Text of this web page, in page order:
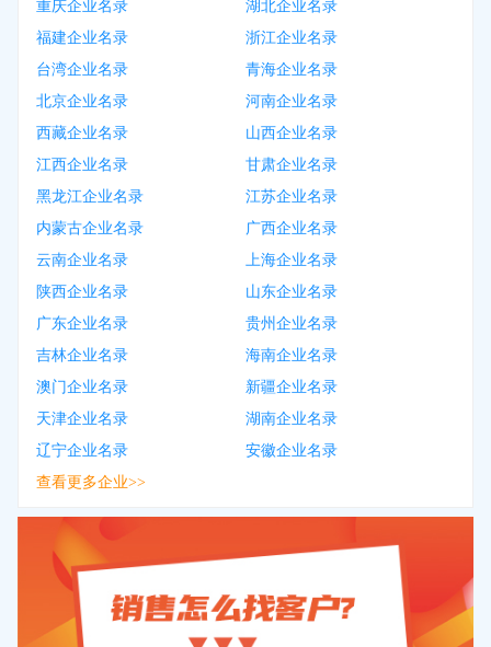
重庆企业名录
湖北企业名录
福建企业名录
浙江企业名录
台湾企业名录
青海企业名录
北京企业名录
河南企业名录
西藏企业名录
山西企业名录
江西企业名录
甘肃企业名录
黑龙江企业名录
江苏企业名录
内蒙古企业名录
广西企业名录
云南企业名录
上海企业名录
陕西企业名录
山东企业名录
广东企业名录
贵州企业名录
吉林企业名录
海南企业名录
澳门企业名录
新疆企业名录
天津企业名录
湖南企业名录
辽宁企业名录
安徽企业名录
查看更多企业>>